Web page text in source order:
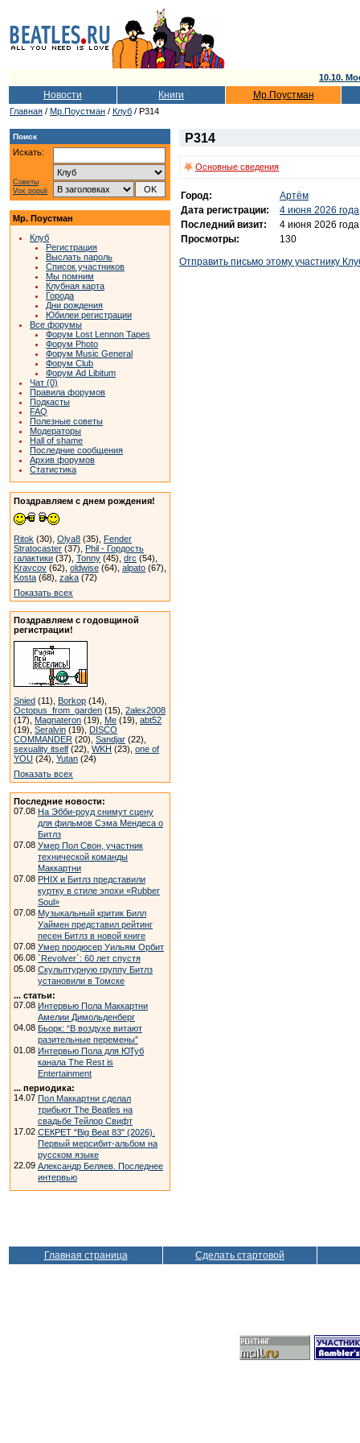
10.10.
Новости Книги Мр.Поустман
Главная / Мр.Поустман / Клуб / P314
Поиск
Искать:
Советы
Vox populi
Мр. Поустман
Клуб
Регистрация
Выслать пароль
Список участников
Мы помним
Клубная карта
Города
Дни рождения
Юбилеи регистрации
Все форумы
Форум Lost Lennon Tapes
Форум Photo
Форум Music General
Форум Club
Форум Ad Libitum
Чат (0)
Правила форумов
Подкасты
FAQ
Полезные советы
Модераторы
Hall of shame
Последние сообщения
Архив форумов
Статистика
Поздравляем с днем рождения!
Ritok (30), Olya8 (35), Fender
Stratocaster (37), Phil - Гордость
галактики (37), Tonny (45), drc (54),
Kravcov (62), oldwise (64), alpato (67),
Kosta (68), zaka (72)
Показать всех
Поздравляем с годовщиной
регистрации!
Snied (11), Borkop (14),
Octopus_from_garden (15), 2alex2008
(17), Magnateron (19), Me (19), abt52
(19), Seralvin (19), DISCO
COMMANDER (20), Sandjar (22),
sexuality itself (22), WKH (23), one of
YOU (24), Yutan (24)
Показать всех
Последние новости:
07.08 На Эбби-роуд снимут сцену
для фильмов Сэма Мендеса о
Битлз
07.08 Умер Пол Свон, участник
технической команды
Маккартни
07.08 PHIX и Битлз представили
куртку в стиле эпохи «Rubber
Soul»
07.08 Музыкальный критик Билл
Уаймен представил рейтинг
песен Битлз в новой книге
07.08 Умер продюсер Уильям Орбит
06.08 `Revolver`: 60 лет спустя
05.08 Скульптурную группу Битлз
установили в Томске
... статьи:
07.08 Интервью Пола Маккартни
Амелии Димольденберг
04.08 Бьорк: “В воздухе витают
разительные перемены”
01.08 Интервью Пола для ЮТуб
канала The Rest is
Entertainment
... периодика:
14.07 Пол Маккартни сделал
трибьют The Beatles на
свадьбе Тейлор Свифт
17.02 СЕКРЕТ "Big Beat 83" (2026).
Первый мерсибит-альбом на
русском языке
22.09 Александр Беляев. Последнее
интервью
P314
Основные сведения
Город:
Артём
Дата регистрации:
4 июня 2026 года
Последний визит:
4 июня 2026 года
Просмотры:
130
Отправить письмо этому участнику
Главная страница Сделать стартовой